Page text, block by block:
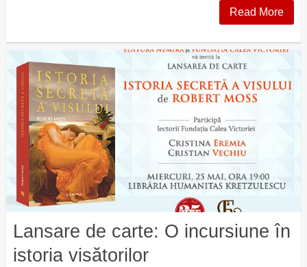
Read More
Lansare de carte: O incursiune în
istoria visătorilor